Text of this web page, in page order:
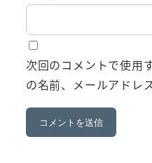
次回のコメントで使用
の名前、メールアドレ